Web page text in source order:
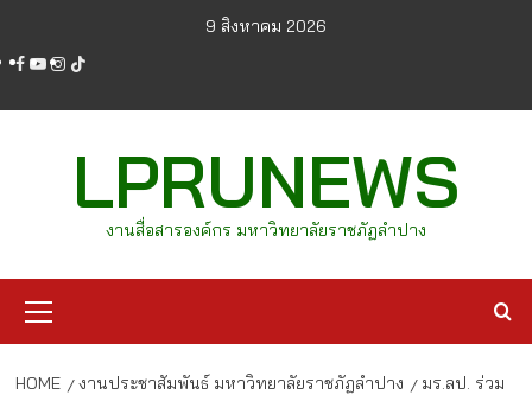
content
9 สิงหาคม 2026
facebook
youtube
instagram
tiktok
LPRUNEWS
งานสื่อสารองค์กร มหาวิทยาลัยราชภัฏลำปาง
Menu
HOME งานประชาสัมพันธ์ มหาวิทยาลัยราชภัฏลำปาง
มร.ลป. ร่วม